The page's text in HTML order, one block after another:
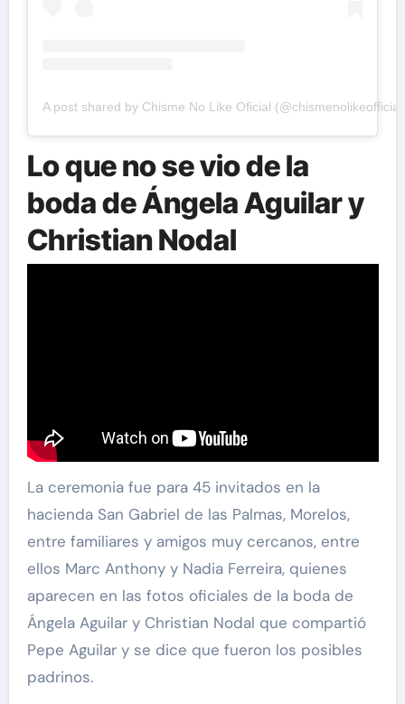
A post shared by Chisme No Like Oficial
Lo que no se vio de la
boda de Ángela Aguilar y
Christian Nodal
La ceremonia fue para 45 invitados en la
hacienda San Gabriel de las Palmas, Morelos,
entre familiares y amigos muy cercanos, entre
ellos Marc Anthony y Nadia Ferreira, quienes
aparecen en las fotos oficiales de la boda de
Ángela Aguilar y Christian Nodal que compartió
Pepe Aguilar y se dice que fueron los posibles
padrinos.